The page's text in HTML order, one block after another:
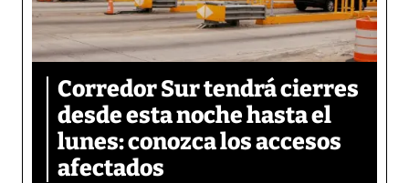
Corredor Sur tendrá cierres
desde esta noche hasta el
lunes: conozca los accesos
afectados